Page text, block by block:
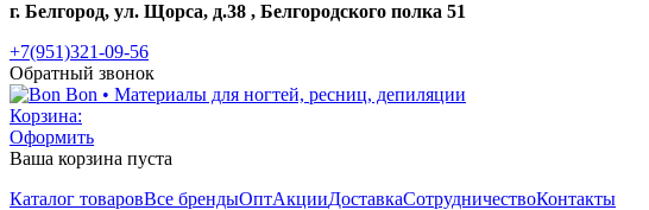
г. Белгород, ул. Щорса, д.38 , Белгородского полка 51
+7(951)321-09-56
Обратный звонок
Корзина:
Оформить
Ваша корзина пуста
Каталог товаровВсе брендыОптАкцииДоставкаСотрудничествоКонтакты